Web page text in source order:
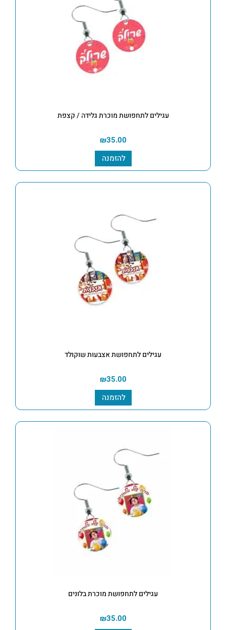
עגילים לתחפושת מוכרת גלידה / קצפת
₪35.00
להזמנה
עגילים לתחפושת אצבעות שוקולד
₪35.00
להזמנה
עגילים לתחפושת מוכרת בלונים
₪35.00